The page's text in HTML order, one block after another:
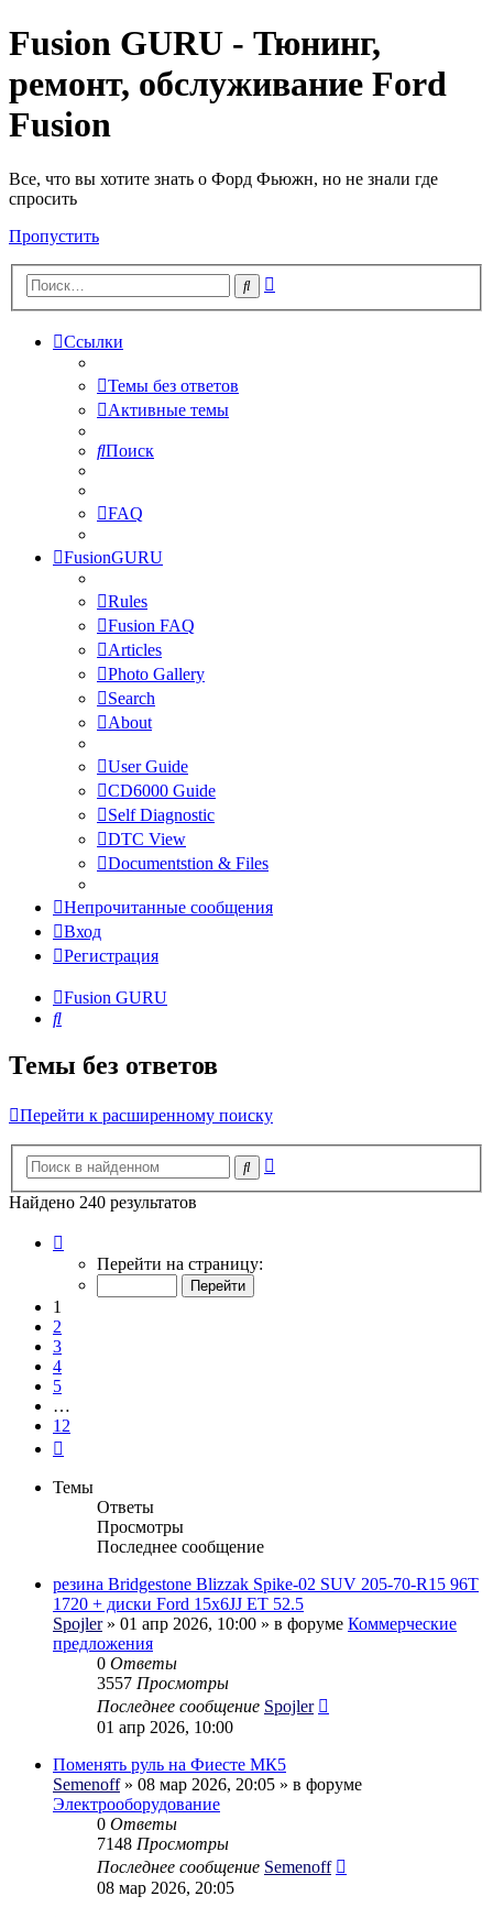
Fusion GURU - Тюнинг,
ремонт, обслуживание Ford
Fusion
Все, что вы хотите знать о Форд Фьюжн, но не знали где
спросить
Пропустить
Поиск
Ссылки
Темы без ответов
Активные темы
Поиск
FAQ
FusionGURU
Rules
Fusion FAQ
Articles
Photo Gallery
Search
About
User Guide
CD6000 Guide
Self Diagnostic
DTC View
Documentstion & Files
Непрочитанные сообщения
Вход
Регистрация
Fusion GURU
Поиск
Темы без ответов
Перейти к расширенному поиску
Поиск
Найдено 240 результатов
Перейти на страницу:
1
2
3
4
5
…
12
Темы
Ответы
Просмотры
Последнее сообщение
резина Bridgestone Blizzak Spike-02 SUV 205-70-R15 96T
1720 + диски Ford 15x6JJ ET 52.5
Spojler» 01 апр 2026, 10:00 » в форуме Коммерческие
предложения
0 Ответы
3557 Просмотры
Последнее сообщение Spojler
01 апр 2026, 10:00
Поменять руль на Фиесте МК5
Semenoff» 08 мар 2026, 20:05 » в форуме
Электрооборудование
0 Ответы
7148 Просмотры
Последнее сообщение Semenoff
08 мар 2026, 20:05